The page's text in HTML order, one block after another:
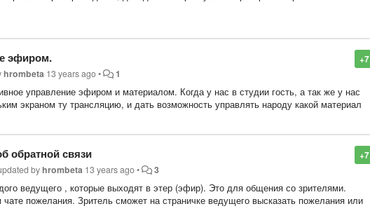
+7
эфиром.
hrombeta 13 years ago• 1
управление эфиром и материалом. Когда у нас в студии гость, а так же у нас
экраном ту трансляцию, и дать возможность управлять народу какой материал
+7
обратной связи
byhrombeta 13 years ago• 3
ведущего , которые выходят в этер (эфир). Это для общения со зрителями.
пожелания. Зритель сможет на страничке ведущего высказать пожелания или